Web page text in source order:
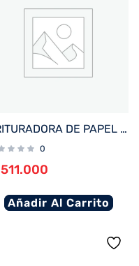
TRITURADORA DE PAPEL MULTILASER OF018EUR 220V 10 HOJAS/ 14L/ NEGRO
0
511.000
Añadir Al Carrito